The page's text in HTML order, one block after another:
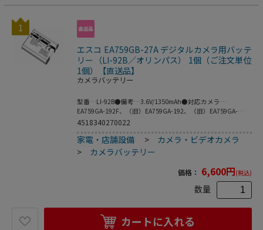
1
エスコ EA759GB-27A デジタルカメラ用バッテ
リー（LI-92B／オリンパス） 1個（ご注文単位
1個）【直送品】
カメラバッテリー
型番…LI-92B●備考…3.6V/1350mAh●対応カメラ…
EA759GA-192F、（旧）EA759GA-192、（旧）EA759GA-
192A、（旧）EA759GA-192B、（旧）EA759GA-192C、
（旧）EA759GA-192D、（旧）EA759GA-
192E62×114×22●梱包重量46g
4518340270022
家電・店舗設備 > カメラ・ビデオカメラ
> カメラバッテリー
価格： 6,600円(税込)
数量
カートに入れる